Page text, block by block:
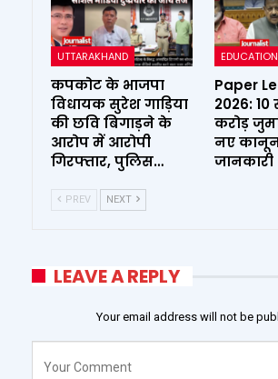
UTTARAKHAND
कपकोट के भाजपा
विधायक सुरेश गाड़िया
की छवि बिगाड़ने के
आरोप में आरोपी
गिरफ्तार, पुलिस…
EDUCATION
Paper
2026: 10
करोड़
नए
जानकारी
PREV NEXT
LEAVE A REPLY
Your email address will not be